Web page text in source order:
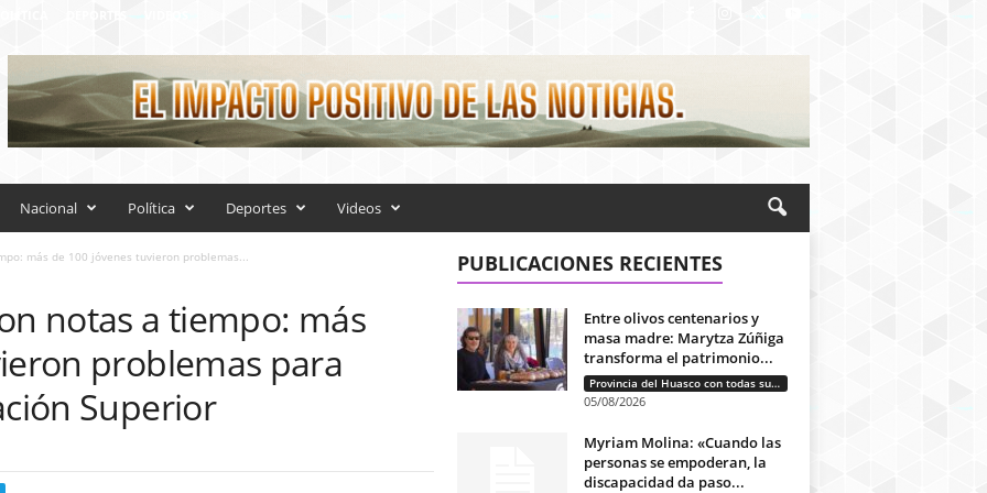
Nacional Política Deportes Videos
más de 100 jóvenes tuvieron problemas...
notas a tiempo: más
problemas para
Superior
PUBLICACIONES RECIENTES
Entre olivos centenarios y
masa madre: Marytza Zúñiga
transforma el patrimonio...
Provincia del Huasco con todas sus letras: Historias que unen cultura, diversidad e identidad
05/08/2026
Myriam Molina: «Cuando las
personas se empoderan, la
discapacidad da paso...